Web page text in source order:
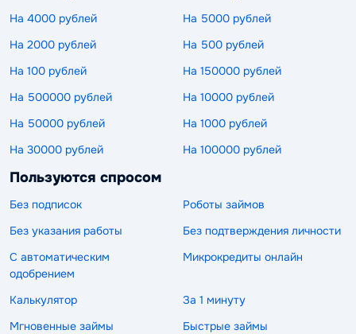
На 4000 рублей
На 5000 рублей
На 2000 рублей
На 500 рублей
На 100 рублей
На 150000 рублей
На 500000 рублей
На 10000 рублей
На 50000 рублей
На 1000 рублей
На 30000 рублей
На 100000 рублей
Пользуются спросом
Без подписок
Роботы займов
Без указания работы
Без подтверждения личности
С автоматическим
одобрением
Микрокредиты онлайн
Калькулятор
За 1 минуту
Мгновенные займы
Быстрые займы